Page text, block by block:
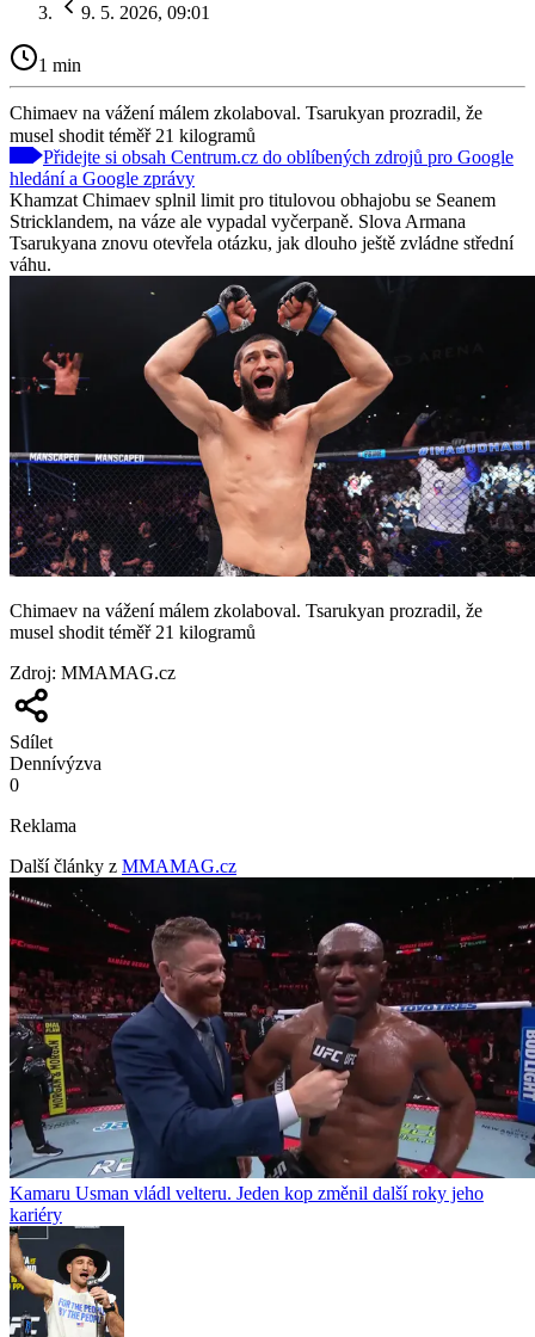
9. 5. 2026, 09:01
1 min
Chimaev na vážení málem zkolaboval. Tsarukyan prozradil, že
musel shodit téměř 21 kilogramů
Přidejte si obsah Centrum.cz do oblíbených zdrojů pro Google
hledání a Google zprávy
Khamzat Chimaev splnil limit pro titulovou obhajobu se Seanem
Stricklandem, na váze ale vypadal vyčerpaně. Slova Armana
Tsarukyana znovu otevřela otázku, jak dlouho ještě zvládne střední
váhu.
Chimaev na vážení málem zkolaboval. Tsarukyan prozradil, že
musel shodit téměř 21 kilogramů
Zdroj: MMAMAG.cz
Sdílet
Dennívýzva
0
Reklama
Další články z MMAMAG.cz
Kamaru Usman vládl velteru. Jeden kop změnil další roky jeho
kariéry